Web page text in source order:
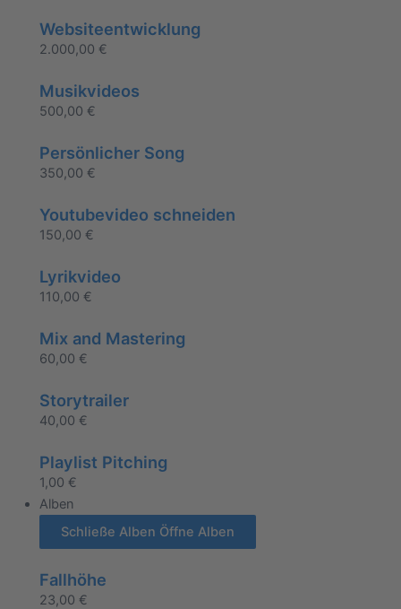
Websiteentwicklung
2.000,00 €
Musikvideos
500,00 €
Persönlicher Song
350,00 €
Youtubevideo schneiden
150,00 €
Lyrikvideo
110,00 €
Mix and Mastering
60,00 €
Storytrailer
40,00 €
Playlist Pitching
1,00 €
Alben
Schließe Alben Öffne Alben
Fallhöhe
23,00 €